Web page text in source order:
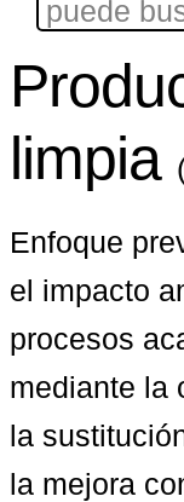
limpia
Enfoque
el impacto
procesos
mediante la
la
la mejora